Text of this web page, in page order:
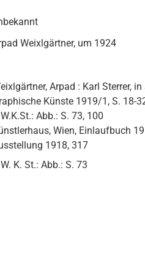
Weixlgärtner, um 1924
Arpad : Karl Sterrer,
Künste 1919/1, S. 18-
Abb.: S. 73, 100
Wien, Einlaufbuch
1918, 317
K. St.: Abb.: S. 73